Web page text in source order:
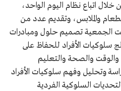
اتباع نظام اليوم الواحد،
والملابس، وتقديم عدد من
الجمعية تصميم حلول ومبادرات
سلوكيات الأفراد للحفاظ على
والوقت والصحة والتعليم
وتحليل وفهم سلوكيات الأفراد
السلوكية الفردية